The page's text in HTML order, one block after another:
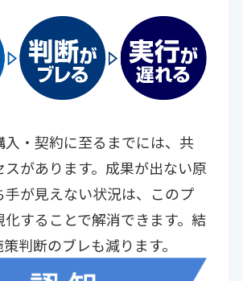
入・契約に至るまでには、共
があります。成果が出ない原
手が見えない状況は、このプ
化することで解消できます。結
判断のブレも減ります。